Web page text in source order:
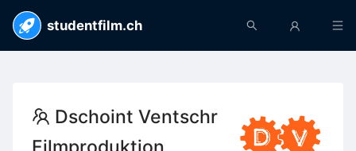
studentfilm.ch
Dschoint Ventschr